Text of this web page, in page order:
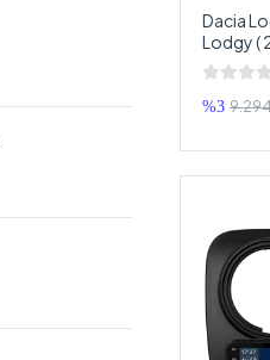
Dacia
Lodgy (
Double
%3